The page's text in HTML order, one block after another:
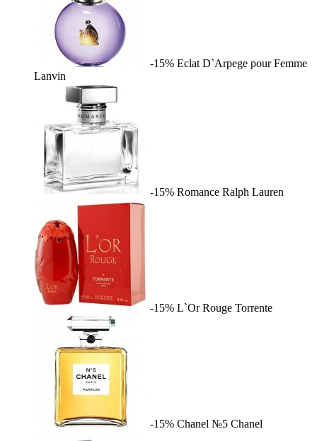
-15% Eclat D`Arpege pour Femme
Lanvin
-15% Romance Ralph Lauren
-15% L`Or Rouge Torrente
-15% Chanel №5 Chanel